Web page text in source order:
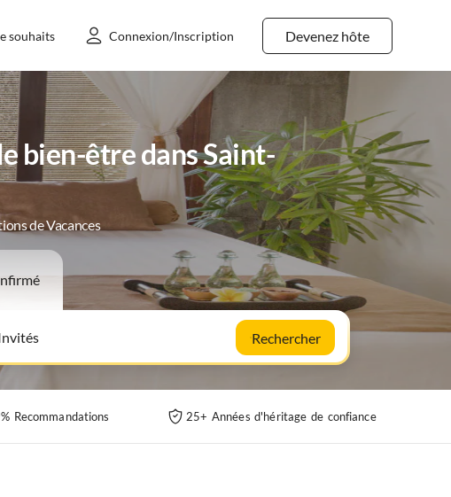
Devenez hôte
souhaits Connexion/Inscription
bien-être dans Saint-
de Vacances
Rechercher
Recommandations 25+ Années d'héritage de confiance